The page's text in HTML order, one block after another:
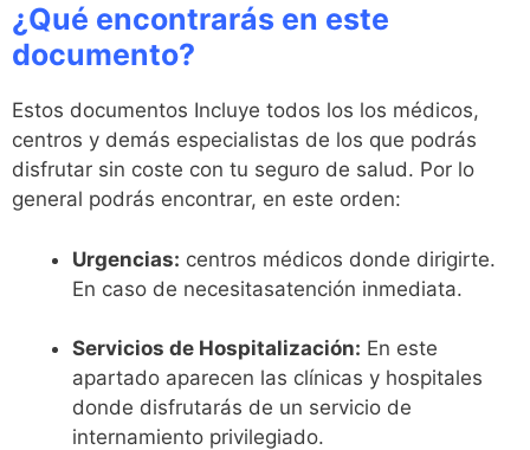
¿Qué encontrarás en este
documento?
Estos documentos Incluye todos los los médicos,
centros y demás especialistas de los que podrás
disfrutar sin coste con tu seguro de salud. Por lo
general podrás encontrar, en este orden:
Urgencias: centros médicos donde dirigirte.
En caso de necesitasatención inmediata.
Servicios de Hospitalización: En este
apartado aparecen las clínicas y hospitales
donde disfrutarás de un servicio de
internamiento privilegiado.